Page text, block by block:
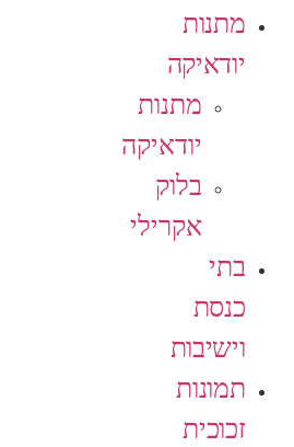
מתנות
יודאיקה
מתנות
יודאיקה
בלוק
אקרילי
בתי
כנסת
וישיבות
תמונות
זכוכית